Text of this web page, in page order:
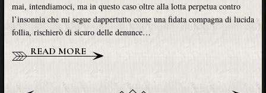
mai, intendiamoci, ma in questo caso oltre alla lotta perpetua contro
l’insonnia che mi segue dappertutto come una fidata compagna di lucida
follia, rischierò di sicuro delle denunce…
READ MORE